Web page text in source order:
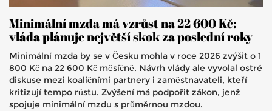
Minimální mzda má vzrůst na 22 600 Kč:
vláda plánuje největší skok za poslední roky
Minimální mzda by se v Česku mohla v roce 2026 zvýšit o 1
800 Kč na 22 600 Kč měsíčně. Návrh vlády ale vyvolal ostré
diskuse mezi koaličními partnery i zaměstnavateli, kteří
kritizují tempo růstu. Zvýšení má podpořit zákon, jenž
spojuje minimální mzdu s průměrnou mzdou.